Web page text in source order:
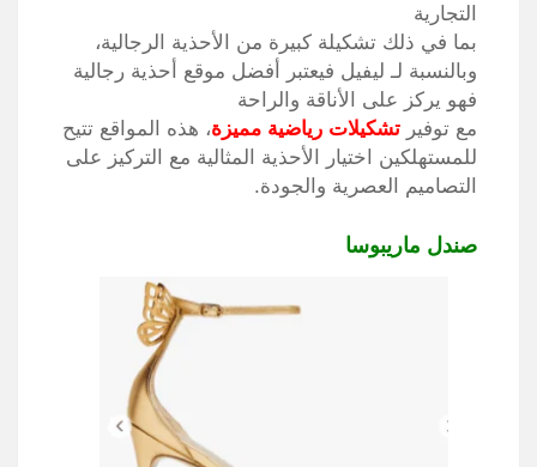
التجارية
بما في ذلك تشكيلة كبيرة من الأحذية الرجالية،
وبالنسبة لـ ليفيل فيعتبر أفضل موقع أحذية رجالية
فهو يركز على الأناقة والراحة
مع توفير تشكيلات رياضية مميزة، هذه المواقع تتيح
للمستهلكين اختيار الأحذية المثالية مع التركيز على
التصاميم العصرية والجودة.
صندل ماريبوسا